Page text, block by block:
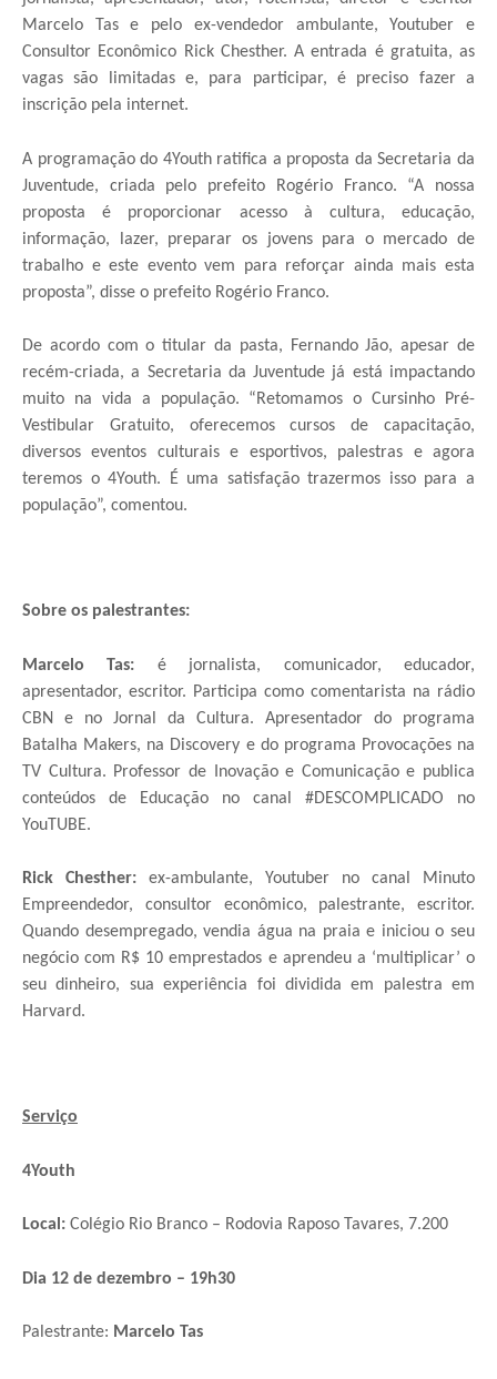
Marcelo Tas e pelo ex-vendedor ambulante, Youtuber e
Consultor Econômico Rick Chesther. A entrada é gratuita, as
vagas são limitadas e, para participar, é preciso fazer a
inscrição pela internet.
A programação do 4Youth ratifica a proposta da Secretaria da
Juventude, criada pelo prefeito Rogério Franco. “A nossa
proposta é proporcionar acesso à cultura, educação,
informação, lazer, preparar os jovens para o mercado de
trabalho e este evento vem para reforçar ainda mais esta
proposta”, disse o prefeito Rogério Franco.
De acordo com o titular da pasta, Fernando Jão, apesar de
recém-criada, a Secretaria da Juventude já está impactando
muito na vida a população. “Retomamos o Cursinho Pré-
Vestibular Gratuito, oferecemos cursos de capacitação,
diversos eventos culturais e esportivos, palestras e agora
teremos o 4Youth. É uma satisfação trazermos isso para a
população”, comentou.
Sobre os palestrantes:
Marcelo Tas: é jornalista, comunicador, educador,
apresentador, escritor. Participa como comentarista na rádio
CBN e no Jornal da Cultura. Apresentador do programa
Batalha Makers, na Discovery e do programa Provocações na
TV Cultura. Professor de Inovação e Comunicação e publica
conteúdos de Educação no canal #DESCOMPLICADO no
YouTUBE.
Rick Chesther: ex-ambulante, Youtuber no canal Minuto
Empreendedor, consultor econômico, palestrante, escritor.
Quando desempregado, vendia água na praia e iniciou o seu
negócio com R$ 10 emprestados e aprendeu a ‘multiplicar’ o
seu dinheiro, sua experiência foi dividida em palestra em
Harvard.
Serviço
4Youth
Local: Colégio Rio Branco – Rodovia Raposo Tavares, 7.200
Dia 12 de dezembro – 19h30
Palestrante: Marcelo Tas